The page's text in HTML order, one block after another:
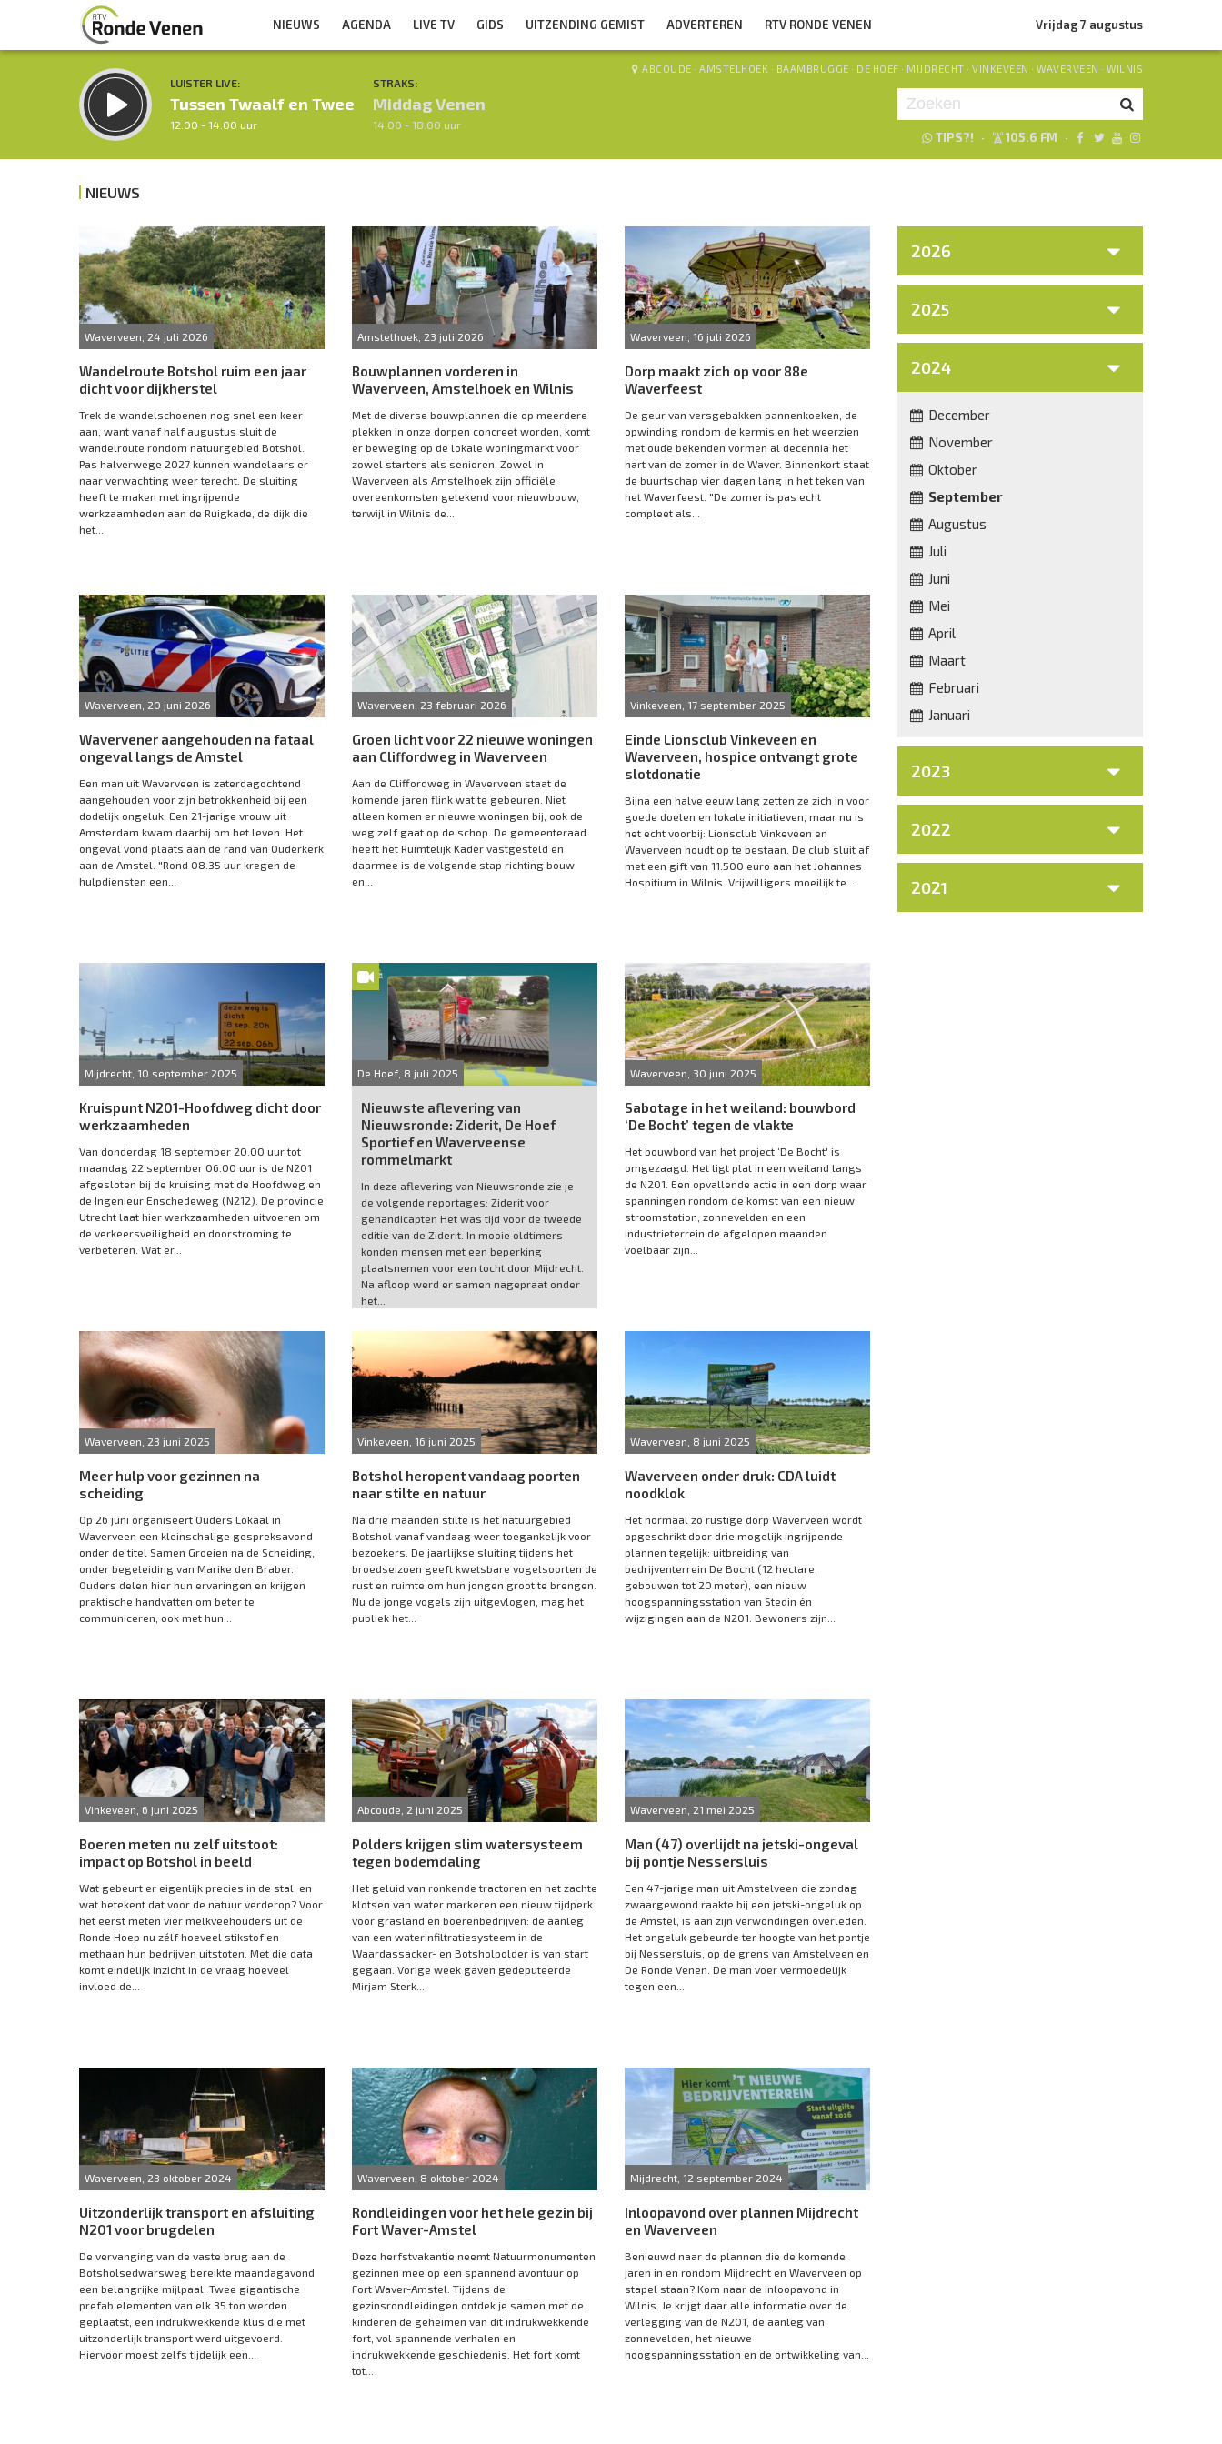
NIEUWS AGENDA LIVE TV GIDS UITZENDING GEMIST ADVERTEREN RTV RONDE VENEN Vrijdag 7 augustus
LUISTER LIVE:
Tussen Twaalf en Twee
12.00 - 14.00 uur
STRAKS:
Middag Venen
14.00 - 18.00 uur
ABCOUDE · AMSTELHOEK · BAAMBRUGGE · DE HOEF · MIJDRECHT · VINKEVEEN · WAVERVEEN · WILNIS
TIPS?! · 105.6 FM ·
Inklappen
NIEUWS
Waverveen, 24 juli 2026
Wandelroute Botshol ruim een jaar
dicht voor dijkherstel
Trek de wandelschoenen nog snel een keer
aan, want vanaf half augustus sluit de
wandelroute rondom natuurgebied Botshol.
Pas halverwege 2027 kunnen wandelaars er
naar verwachting weer terecht. De sluiting
heeft te maken met ingrijpende
werkzaamheden aan de Ruigkade, de dijk die
het...
Amstelhoek, 23 juli 2026
Bouwplannen vorderen in
Waverveen, Amstelhoek en Wilnis
Met de diverse bouwplannen die op meerdere
plekken in onze dorpen concreet worden, komt
er beweging op de lokale woningmarkt voor
zowel starters als senioren. Zowel in
Waverveen als Amstelhoek zijn officiële
overeenkomsten getekend voor nieuwbouw,
terwijl in Wilnis de...
Waverveen, 16 juli 2026
Dorp maakt zich op voor 88e
Waverfeest
De geur van versgebakken pannenkoeken, de
opwinding rondom de kermis en het weerzien
met oude bekenden vormen al decennia het
hart van de zomer in de Waver. Binnenkort staat
de buurtschap vier dagen lang in het teken van
het Waverfeest. "De zomer is pas echt
compleet als...
Waverveen, 20 juni 2026
Wavervener aangehouden na fataal
ongeval langs de Amstel
Een man uit Waverveen is zaterdagochtend
aangehouden voor zijn betrokkenheid bij een
dodelijk ongeluk. Een 21-jarige vrouw uit
Amsterdam kwam daarbij om het leven. Het
ongeval vond plaats aan de rand van Ouderkerk
aan de Amstel. "Rond 08.35 uur kregen de
hulpdiensten een...
Waverveen, 23 februari 2026
Groen licht voor 22 nieuwe woningen
aan Cliffordweg in Waverveen
Aan de Cliffordweg in Waverveen staat de
komende jaren flink wat te gebeuren. Niet
alleen komen er nieuwe woningen bij, ook de
weg zelf gaat op de schop. De gemeenteraad
heeft het Ruimtelijk Kader vastgesteld en
daarmee is de volgende stap richting bouw
en...
Vinkeveen, 17 september 2025
Einde Lionsclub Vinkeveen en
Waverveen, hospice ontvangt grote
slotdonatie
Bijna een halve eeuw lang zetten ze zich in voor
goede doelen en lokale initiatieven, maar nu is
het echt voorbij: Lionsclub Vinkeveen en
Waverveen houdt op te bestaan. De club sluit af
met een gift van 11.500 euro aan het Johannes
Hospitium in Wilnis. Vrijwilligers moeilijk te...
Mijdrecht, 10 september 2025
Kruispunt N201-Hoofdweg dicht door
werkzaamheden
Van donderdag 18 september 20.00 uur tot
maandag 22 september 06.00 uur is de N201
afgesloten bij de kruising met de Hoofdweg en
de Ingenieur Enschedeweg (N212). De provincie
Utrecht laat hier werkzaamheden uitvoeren om
de verkeersveiligheid en doorstroming te
verbeteren. Wat er...
De Hoef, 8 juli 2025
Nieuwste aflevering van
Nieuwsronde: Ziderit, De Hoef
Sportief en Waverveense
rommelmarkt
In deze aflevering van Nieuwsronde zie je
de volgende reportages: Ziderit voor
gehandicapten Het was tijd voor de tweede
editie van de Ziderit. In mooie oldtimers
konden mensen met een beperking
plaatsnemen voor een tocht door Mijdrecht.
Na afloop werd er samen nagepraat onder
het...
Waverveen, 30 juni 2025
Sabotage in het weiland: bouwbord
‘De Bocht’ tegen de vlakte
Het bouwbord van het project ‘De Bocht' is
omgezaagd. Het ligt plat in een weiland langs
de N201. Een opvallende actie in een dorp waar
spanningen rondom de komst van een nieuw
stroomstation, zonnevelden en een
industrieterrein de afgelopen maanden
voelbaar zijn...
Waverveen, 23 juni 2025
Meer hulp voor gezinnen na
scheiding
Op 26 juni organiseert Ouders Lokaal in
Waverveen een kleinschalige gespreksavond
onder de titel Samen Groeien na de Scheiding,
onder begeleiding van Marike den Braber.
Ouders delen hier hun ervaringen en krijgen
praktische handvatten om beter te
communiceren, ook met hun...
Vinkeveen, 16 juni 2025
Botshol heropent vandaag poorten
naar stilte en natuur
Na drie maanden stilte is het natuurgebied
Botshol vanaf vandaag weer toegankelijk voor
bezoekers. De jaarlijkse sluiting tijdens het
broedseizoen geeft kwetsbare vogelsoorten de
rust en ruimte om hun jongen groot te brengen.
Nu de jonge vogels zijn uitgevlogen, mag het
publiek het...
Waverveen, 8 juni 2025
Waverveen onder druk: CDA luidt
noodklok
Het normaal zo rustige dorp Waverveen wordt
opgeschrikt door drie mogelijk ingrijpende
plannen tegelijk: uitbreiding van
bedrijventerrein De Bocht (12 hectare,
gebouwen tot 20 meter), een nieuw
hoogspanningsstation van Stedin én
wijzigingen aan de N201. Bewoners zijn...
Vinkeveen, 6 juni 2025
Boeren meten nu zelf uitstoot:
impact op Botshol in beeld
Wat gebeurt er eigenlijk precies in de stal, en
wat betekent dat voor de natuur verderop? Voor
het eerst meten vier melkveehouders uit de
Ronde Hoep nu zélf hoeveel stikstof en
methaan hun bedrijven uitstoten. Met die data
komt eindelijk inzicht in de vraag hoeveel
invloed de...
Abcoude, 2 juni 2025
Polders krijgen slim watersysteem
tegen bodemdaling
Het geluid van ronkende tractoren en het zachte
klotsen van water markeren een nieuw tijdperk
voor grasland en boerenbedrijven: de aanleg
van een waterinfiltratiesysteem in de
Waardassacker- en Botsholpolder is van start
gegaan. Vorige week gaven gedeputeerde
Mirjam Sterk...
Waverveen, 21 mei 2025
Man (47) overlijdt na jetski-ongeval
bij pontje Nessersluis
Een 47-jarige man uit Amstelveen die zondag
zwaargewond raakte bij een jetski-ongeluk op
de Amstel, is aan zijn verwondingen overleden.
Het ongeluk gebeurde ter hoogte van het pontje
bij Nessersluis, op de grens van Amstelveen en
De Ronde Venen. De man voer vermoedelijk
tegen een...
Waverveen, 23 oktober 2024
Uitzonderlijk transport en afsluiting
N201 voor brugdelen
De vervanging van de vaste brug aan de
Botsholsedwarsweg bereikte maandagavond
een belangrijke mijlpaal. Twee gigantische
prefab elementen van elk 35 ton werden
geplaatst, een indrukwekkende klus die met
uitzonderlijk transport werd uitgevoerd.
Hiervoor moest zelfs tijdelijk een...
Waverveen, 8 oktober 2024
Rondleidingen voor het hele gezin bij
Fort Waver-Amstel
Deze herfstvakantie neemt Natuurmonumenten
gezinnen mee op een spannend avontuur op
Fort Waver-Amstel. Tijdens de
gezinsrondleidingen ontdek je samen met de
kinderen de geheimen van dit indrukwekkende
fort, vol spannende verhalen en
indrukwekkende geschiedenis. Het fort komt
tot...
Mijdrecht, 12 september 2024
Inloopavond over plannen Mijdrecht
en Waverveen
Benieuwd naar de plannen die de komende
jaren in en rondom Mijdrecht en Waverveen op
stapel staan? Kom naar de inloopavond in
Wilnis. Je krijgt daar alle informatie over de
verlegging van de N201, de aanleg van
zonnevelden, het nieuwe
hoogspanningsstation en de ontwikkeling van...
2026
2025
2024
December
November
Oktober
September
Augustus
Juli
Juni
Mei
April
Maart
Februari
Januari
2023
2022
2021